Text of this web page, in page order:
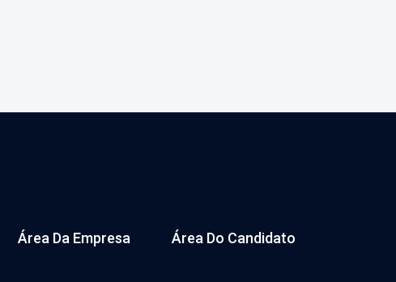
Área Da Empresa Área Do Candidato